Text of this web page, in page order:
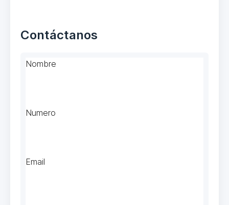
Contáctanos
Nombre
Numero
Email